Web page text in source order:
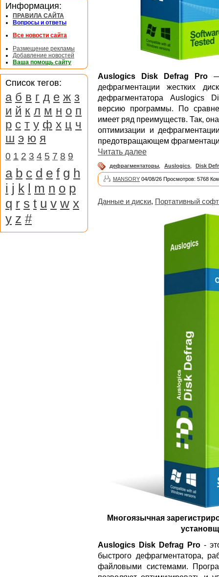
Auslogics Disk Defrag Pro —
дефрагментации жестких
дефрагментатора Auslogics
версию программы. По
имеет ряд преимуществ. Так,
оптимизации и
предотвращающем
Читать далее
дефрагментаторы Auslogics Disk
MANSORY 04/08/26 Просмотров: 5768
Данные и диски, Портативный софт
Многоязычная
Auslogics Disk Defrag Pro -
быстрого дефрагментатора,
файловыми системами.
Информация:
ПРАВИЛА САЙТА
Вопросы и ответы
Все новости сайта
Размещение рекламы
Добавление новостей
Ваша помощь сайту
Список тегов:
а б в г д е ж з
и й к л м н о п
р с т у ф х ц ч
ш э ю я
0 1 2 3 4 5 7 8 9
a b c d e f g h
i j k l m n o p
q r s t u v w x
y z #